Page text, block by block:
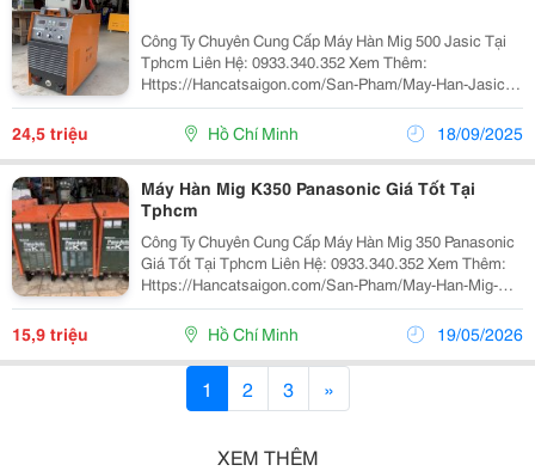
Công Ty Chuyên Cung Cấp Máy Hàn Mig 500 Jasic Tại
Tphcm Liên Hệ: 0933.340.352 Xem Thêm:
Https://Hancatsaigon.com/San-Pham/May-Han-Jasic-
Mig-500/ Máy Hàn Mig 500 Jasic Tại Tphcm Có Thông
Số Kỹ Thuật: Hãng Sản Xuất Jasic Model 500I Nguồn...
24,5 triệu Hồ Chí Minh 18/09/2025
Máy Hàn Mig K350 Panasonic Giá Tốt Tại
Tphcm
Công Ty Chuyên Cung Cấp Máy Hàn Mig 350 Panasonic
Giá Tốt Tại Tphcm Liên Hệ: 0933.340.352 Xem Thêm:
Https://Hancatsaigon.com/San-Pham/May-Han-Mig-
Co2-Panasonic-350/ Máy Hàn Mig 350 Pana Có Thông
Số Kỹ Thuật: Hãng Sản Xuất Panasonic Model...
15,9 triệu Hồ Chí Minh 19/05/2026
1 2 3 »
XEM THÊM